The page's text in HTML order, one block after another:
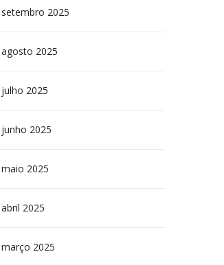
setembro 2025
agosto 2025
julho 2025
junho 2025
maio 2025
abril 2025
março 2025